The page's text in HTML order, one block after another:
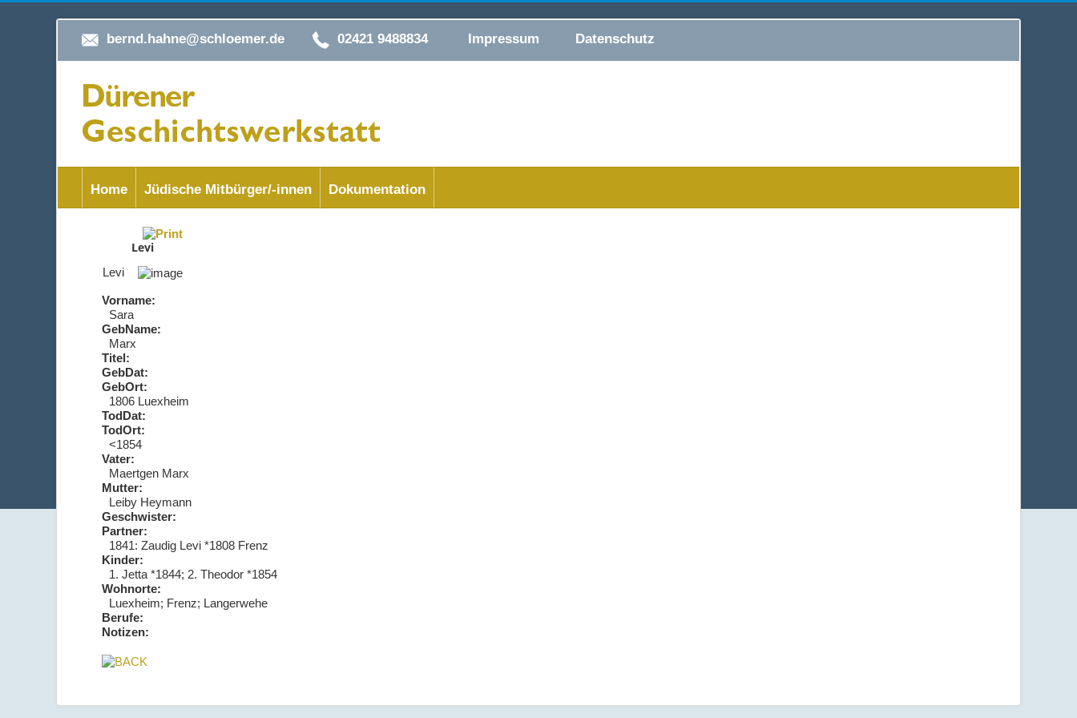
bernd.hahne@schloemer.de 02421 9488834 Impressum Datenschutz
Home Jüdische Mitbürger/-innen Dokumentation
Levi
Levi
Vorname:
Sara
GebName:
Marx
Titel:
GebDat:
GebOrt:
1806 Luexheim
TodDat:
TodOrt:
<1854
Vater:
Maertgen Marx
Mutter:
Leiby Heymann
Geschwister:
Partner:
1841: Zaudig Levi *1808 Frenz
Kinder:
1. Jetta *1844; 2. Theodor *1854
Wohnorte:
Luexheim; Frenz; Langerwehe
Berufe:
Notizen: